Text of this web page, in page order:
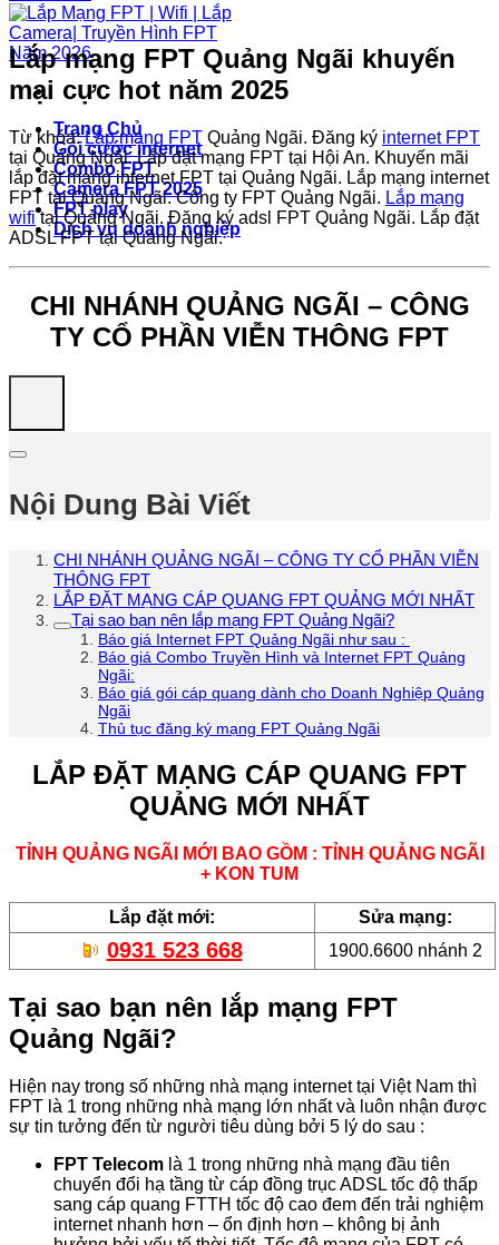
Trang Chủ
Gói cước internet
Combo FPT
Camera FPT 2025
FPT play
Dịch vụ doanh nghiệp
Lắp mạng FPT Quảng Ngãi khuyến
mại cực hot năm 2025
Từ khóa:Lắp mạng FPT Quảng Ngãi. Đăng ký internet FPT
tại Quảng Ngãi. Lắp đặt mạng FPT tại Hội An. Khuyến mãi
lắp đặt mạng internet FPT tại Quảng Ngãi. Lắp mạng internet
FPT tại Quảng Ngãi. Công ty FPT Quảng Ngãi. Lắp mạng
wifitại Quảng Ngãi. Đăng ký adsl FPT Quảng Ngãi. Lắp đặt
ADSL FPT tại Quảng Ngãi.
CHI NHÁNH QUẢNG NGÃI – CÔNG
TY CỔ PHẦN VIỄN THÔNG FPT
Nội Dung Bài Viết
CHI NHÁNH QUẢNG NGÃI – CÔNG TY CỔ PHẦN VIỄN
THÔNG FPT
LẮP ĐẶT MẠNG CÁP QUANG FPT QUẢNG MỚI NHẤT
Tại sao bạn nên lắp mạng FPT Quảng Ngãi?
Báo giá Internet FPT Quảng Ngãi như sau :
Báo giá Combo Truyền Hình và Internet FPT Quảng
Ngãi:
Báo giá gói cáp quang dành cho Doanh Nghiệp Quảng
Ngãi
Thủ tục đăng ký mạng FPT Quảng Ngãi
LẮP ĐẶT MẠNG CÁP QUANG FPT
QUẢNG MỚI NHẤT
TỈNH QUẢNG NGÃI MỚI BAO GỒM : TỈNH QUẢNG NGÃI
+ KON TUM
Lắp đặt mới: Sửa mạng:
0931 523 668 1900.6600 nhánh 2
Tại sao bạn nên lắp mạng FPT
Quảng Ngãi?
Hiện nay trong số những nhà mạng internet tại Việt Nam thì
FPT là 1 trong những nhà mạng lớn nhất và luôn nhận được
sự tin tưởng đến từ người tiêu dùng bởi 5 lý do sau :
FPT Telecom là 1 trong những nhà mạng đầu tiên
chuyển đổi hạ tầng từ cáp đồng trục ADSL tốc độ thấp
sang cáp quang FTTH tốc độ cao đem đến trải nghiệm
internet nhanh hơn – ổn định hơn – không bị ảnh